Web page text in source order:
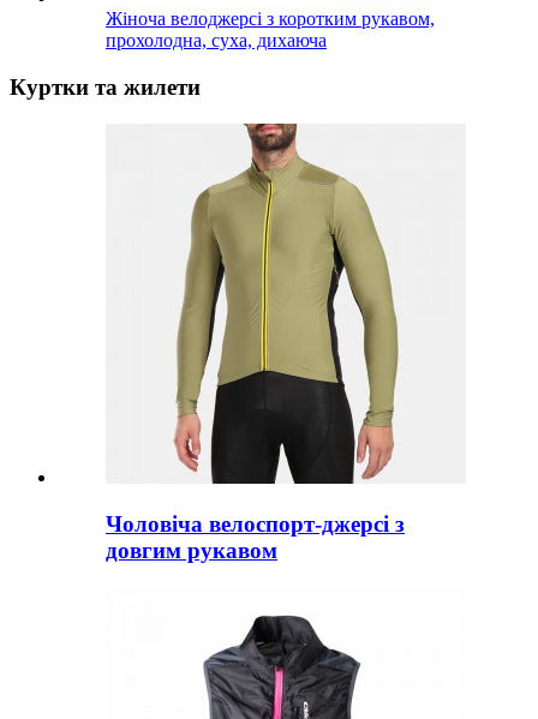
Жіноча велоджерсі з коротким рукавом,
прохолодна, суха, дихаюча
Куртки та жилети
Чоловіча велоспорт-джерсі з
довгим рукавом